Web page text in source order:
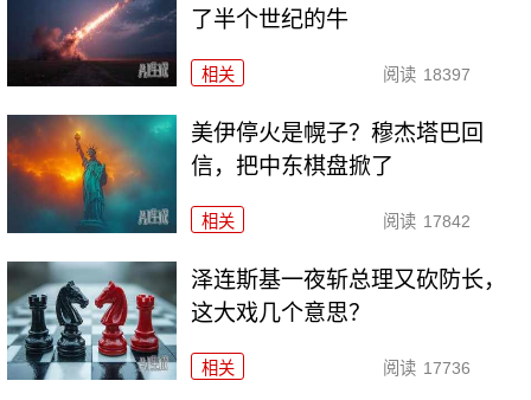
了半个世纪的牛
相关 阅读 18397
美伊停火是幌子？穆杰塔巴回
信，把中东棋盘掀了
相关 阅读 17842
泽连斯基一夜斩总理又砍防长，
这大戏几个意思？
相关 阅读 17736